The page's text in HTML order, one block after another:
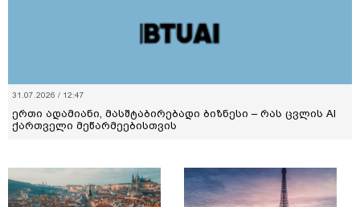
31.07.2026 / 12:47
ერთი ადამიანი, მასშტაბირებადი ბიზნესი – რას ცვლის AI
ქართველი მეწარმეებისთვის